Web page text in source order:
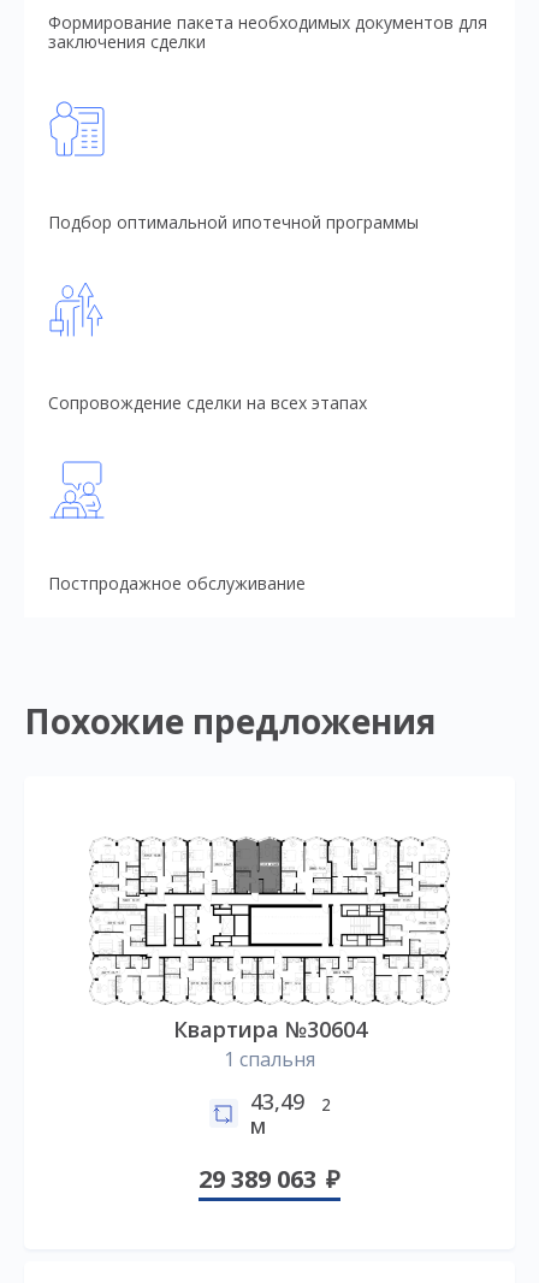
Формирование пакета необходимых документов для
заключения сделки
Подбор оптимальной ипотечной программы
Сопровождение сделки на всех этапах
Постпродажное обслуживание
Похожие предложения
Квартира №30604
1 спальня
43,49
м
2
29 389 063